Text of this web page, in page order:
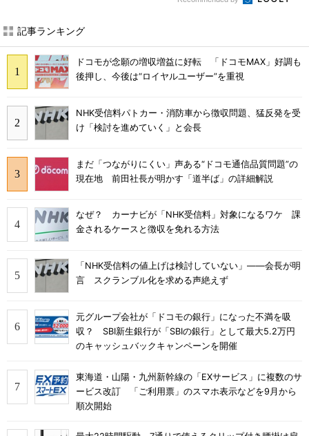
記事ランキング
ドコモが念願の増収増益に好転 「ドコモMAX」好調も
後押し、今後は“ロイヤルユーザー”を重視
NHK受信料パトカー・消防車から徴収問題、猛反発を受
け「検討を進めていく」と会長
まだ「つながりにくい」声ある“ドコモ通信品質問題”の
現在地 前田社長が明かす「道半ば」の詳細解説
なぜ？ カーナビが「NHK受信料」対象になるワケ 課
金されるケースと徴収を免れる方法
「NHK受信料の値上げは検討していない」――会長が明
言 スクランブル化を求める声絶えず
元グループ会社が「ドコモの銀行」になった不満を吸
収？ SBI新生銀行が「SBIの銀行」として最大5.2万円
のキャッシュバックキャンペーンを開催
東海道・山陽・九州新幹線の「EXサービス」に複数のサ
ービス改訂 「ご利用票」のスマホ表示などを9月から
順次開始